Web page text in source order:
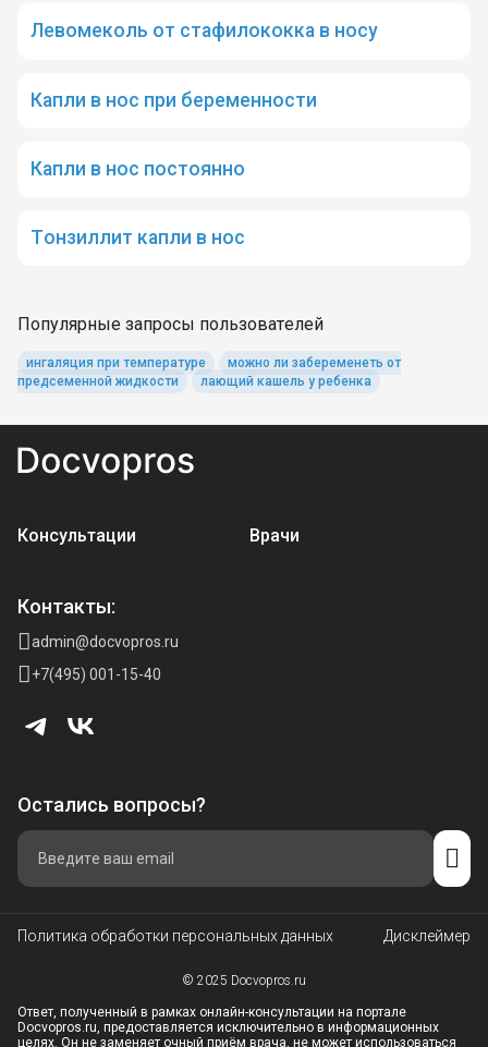
Левомеколь от стафилококка в носу
Капли в нос при беременности
Капли в нос постоянно
Тонзиллит капли в нос
Популярные запросы пользователей
ингаляция при температуре
можно ли забеременеть от
предсеменной жидкости
лающий кашель у ребенка
Консультации Врачи
Контакты:
admin@docvopros.ru
+7(495) 001-15-40
Остались вопросы?
Политика обработки персональных данных Дисклеймер
© 2025 Docvopros.ru
Ответ, полученный в рамках онлайн-консультации на портале
Docvopros.ru, предоставляется исключительно в информационных
целях. Он не заменяет очный приём врача, не может использоваться